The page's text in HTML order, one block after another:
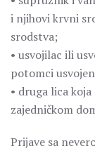
i njihovi krvni
srodstva;
• usvojilac ili
potomci
• druga lica
zajedničkom
Prijave sa